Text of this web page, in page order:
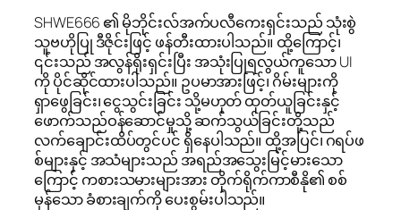
SHWE666 ၏ မိုဘိုင်းလ်အက်ပလီကေးရှင်းသည် သုံးစွဲ
သူဗဟိုပြု ဒီဇိုင်းဖြင့် ဖန်တီးထားပါသည်။ ထို့ကြောင့်၊
၎င်းသည် အလွန်ရိုးရှင်းပြီး အသုံးပြုရလွယ်ကူသော UI
ကို ပိုင်ဆိုင်ထားပါသည်။ ဥပမာအားဖြင့်၊ ဂိမ်းများကို
ရှာဖွေခြင်း၊ ငွေသွင်းခြင်း သို့မဟုတ် ထုတ်ယူခြင်းနှင့်
ဖောက်သည်ဝန်ဆောင်မှုသို့ ဆက်သွယ်ခြင်းတို့သည်
လက်ချောင်းထိပ်တွင်ပင် ရှိနေပါသည်။ ထို့အပြင်၊ ဂရပ်ဖ
စ်များနှင့် အသံများသည် အရည်အသွေးမြင့်မားသော
ကြောင့် ကစားသမားများအား တိုက်ရိုက်ကာစီနို၏ စစ်
မှန်သော ခံစားချက်ကို ပေးစွမ်းပါသည်။